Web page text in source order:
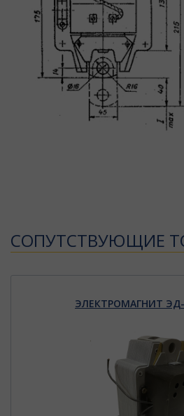
CОПУТСТВУЮЩИЕ
ЭЛЕКТРОМАГНИТ ЭД-